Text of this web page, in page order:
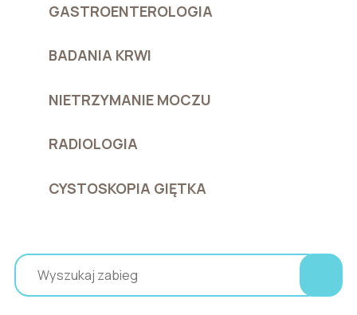
GASTROENTEROLOGIA
BADANIA KRWI
NIETRZYMANIE MOCZU
RADIOLOGIA
CYSTOSKOPIA GIĘTKA